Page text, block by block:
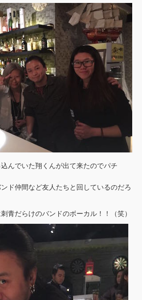
んでいた翔くんが出て来たのでパチ
ド仲間など友人たちと回しているのだろ
青だらけのバンドのボーカル！！（笑）